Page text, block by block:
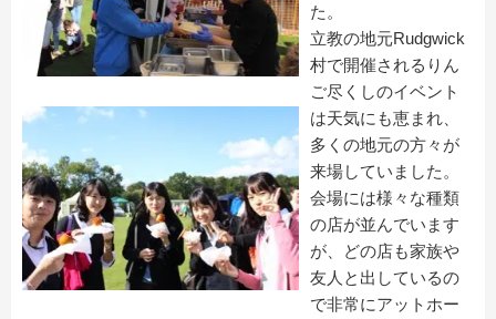
た。
立教の地元Rudgwick
村で開催されるりん
ご尽くしのイベント
は天気にも恵まれ、
多くの地元の方々が
来場していました。
会場には様々な種類
の店が並んでいます
が、どの店も家族や
友人と出しているの
で非常にアットホー